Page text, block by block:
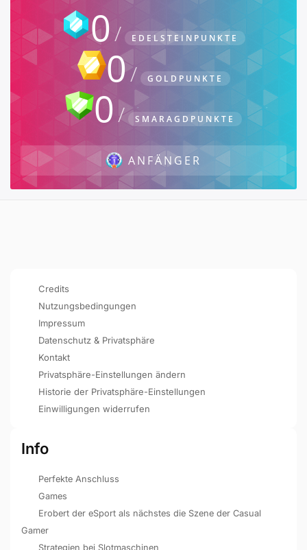
0 EDELSTEINPUNKTE
0 GOLDPUNKTE
0 SMARAGDPUNKTE
ANFÄNGER
Credits
Nutzungsbedingungen
Impressum
Datenschutz & Privatsphäre
Kontakt
Privatsphäre-Einstellungen ändern
Historie der Privatsphäre-Einstellungen
Einwilligungen widerrufen
Info
Perfekte Anschluss
Games
Erobert der eSport als nächstes die Szene der Casual
Gamer
Strategien bei Slotmaschinen